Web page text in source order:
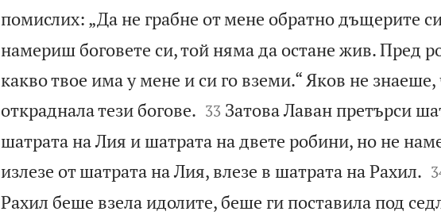
помислих: „Да не грабне от мене обратно дъщерите
намериш боговете си, той няма да остане жив. Пред
какво твое има у мене и си го вземи.“ Яков не
откраднала тези богове.
33 Затова Лаван претърси
шатрата на Лия и шатрата на двете робини, но не
излезе от шатрата на Лия, влезе в шатрата на Рахил.
Рахил беше взела идолите, беше ги поставила под